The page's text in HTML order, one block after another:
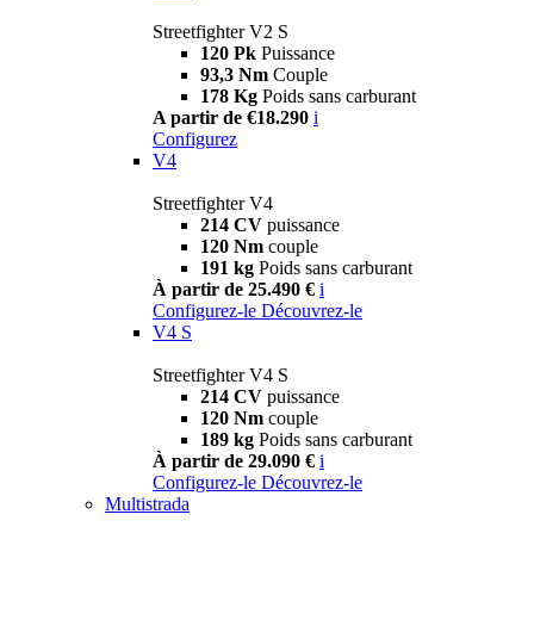
Streetfighter V2 S
120 Pk Puissance
93,3 Nm Couple
178 Kg Poids sans carburant
A partir de €18.290 i
Configurez
V4
Streetfighter V4
214 CV puissance
120 Nm couple
191 kg Poids sans carburant
À partir de 25.490 € i
Configurez-le Découvrez-le
V4 S
Streetfighter V4 S
214 CV puissance
120 Nm couple
189 kg Poids sans carburant
À partir de 29.090 € i
Configurez-le Découvrez-le
Multistrada